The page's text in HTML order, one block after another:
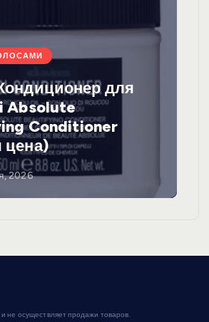
для
Absolute
Conditioner
цена)
2026
не осуществляет продажи товаров.